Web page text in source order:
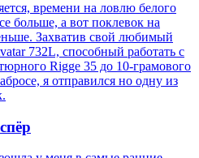
времени на ловлю белого
больше, а вот поклевок на
Захватив свой любимый
732L, способный работать с
Rigge 35 до 10-грамового
я отправился но одну из